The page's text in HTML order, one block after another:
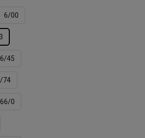
6/00
6/45
74
66/0